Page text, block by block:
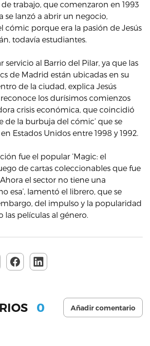
de trabajo, que comenzaron en 1993
se lanzó a abrir un negocio,
cómic porque era la pasión de Jesús
todavía estudiantes.
servicio al Barrio del Pilar, ya que las
de Madrid están ubicadas en su
de la ciudad, explica Jesús
los durísimos comienzos
crisis económica, que coincidió
de la burbuja del cómic’ que se
Estados Unidos entre 1998 y 1992.
fue el popular ‘Magic: el
de cartas coleccionables que fue
el sector no tiene una
esa’, lamentó el librero, que se
del impulso y la popularidad
las películas al género.
0 Añadir comentario